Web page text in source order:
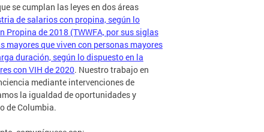
se cumplan las leyes en dos áreas
de salarios con propina, según lo
de 2018 (TWWFA, por sus siglas
que viven con personas mayores
duración, según lo dispuesto en la
con VIH de 2020. Nuestro trabajo en
mediante intervenciones de
la igualdad de oportunidades y
de Columbia.